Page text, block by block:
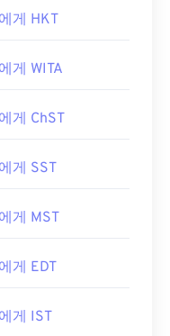
게 HKT
게 WITA
게 ChST
게 SST
게 MST
게 EDT
게 IST